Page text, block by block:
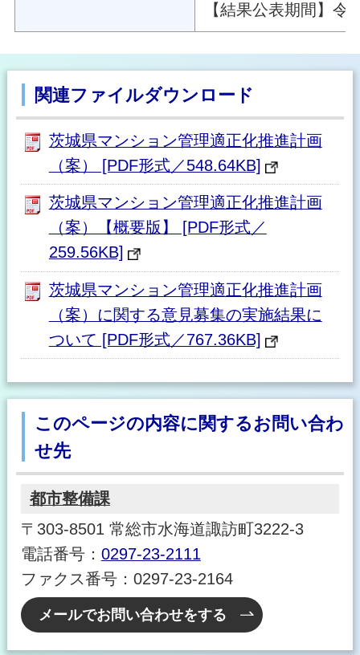
【結果公表期間】
関連ファイルダウンロード
茨城県マンション管理適正化推進計画
（案） [PDF形式／548.64KB]
茨城県マンション管理適正化推進計画
（案）【概要版】 [PDF形式／
259.56KB]
茨城県マンション管理適正化推進計画
（案）に関する意見募集の実施結果に
ついて [PDF形式／767.36KB]
このページの内容に関するお問い合わ
せ先
都市整備課
〒303-8501 常総市水海道諏訪町3222-3
電話番号： 0297-23-2111
ファクス番号：0297-23-2164
メールでお問い合わせをする